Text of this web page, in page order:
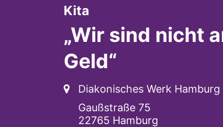
Kita
„Wir sind nicht
Geld“
Ort:Diakonisches Werk Hamburg
Gaußstraße 75
22765 Hamburg